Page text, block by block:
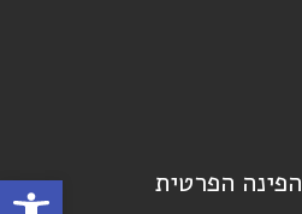
פתח הפינה הפרטית